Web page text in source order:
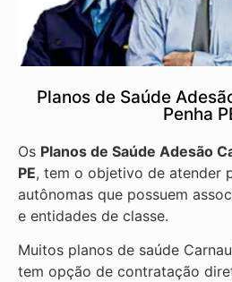
Planos de Saúde
Penha
Os Planos de Saúde Adesão
PE, tem o objetivo de atender
autônomas que possuem
e entidades de classe.
Muitos planos de saúde
tem opção de contratação